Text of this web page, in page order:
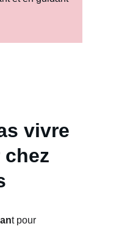
vivre
t pour